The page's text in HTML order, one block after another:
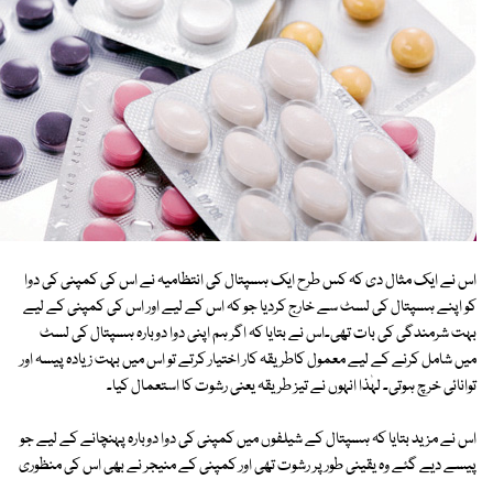
اس نے ایک مثال دی کہ کس طرح ایک ہسپتال کی انتظامیہ نے اس کی کمپنی کی دوا
کو اپنے ہسپتال کی لسٹ سے خارج کردیا جو کہ اس کے لیے اور اس کی کمپنی کے لیے
بہت شرمندگی کی بات تھی۔اس نے بتایا کہ اگر ہم اپنی دوا دوبارہ ہسپتال کی لسٹ
میں شامل کرنے کے لیے معمول کاطریقہ کار اختیار کرتے تو اس میں بہت زیادہ پیسہ اور
توانائی خرچ ہوتی۔ لہٰذا انہوں نے تیز طریقہ یعنی رشوت کا استعمال کیا۔
اس نے مزید بتایا کہ ہسپتال کے شیلفوں میں کمپنی کی دوا دوبارہ پہنچانے کے لیے جو
پیسے دیے گئے وہ یقینی طورپر رشوت تھی اور کمپنی کے منیجر نے بھی اس کی منظوری